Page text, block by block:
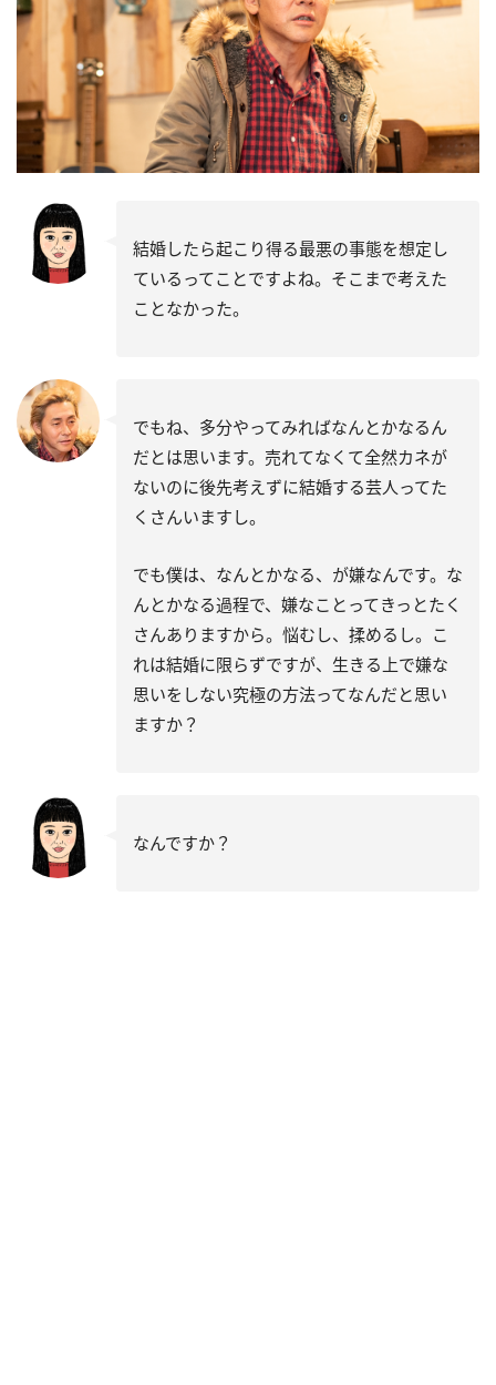
結婚したら起こり得る最悪の事態を想定し
ているってことですよね。そこまで考えた
ことなかった。
でもね、多分やってみればなんとかなるん
だとは思います。売れてなくて全然カネが
ないのに後先考えずに結婚する芸人ってた
くさんいますし。
でも僕は、なんとかなる、が嫌なんです。な
んとかなる過程で、嫌なことってきっとたく
さんありますから。悩むし、揉めるし。こ
れは結婚に限らずですが、生きる上で嫌な
思いをしない究極の方法ってなんだと思い
ますか？
なんですか？